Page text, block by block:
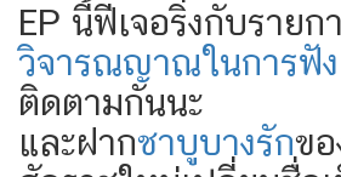
EP นี้ฟีเจอริ่งกับรายก
วิจารณญาณในการฟัง
ติดตามกันนะ
และฝากชาบูบางรักข